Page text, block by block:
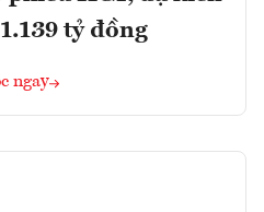
tỷ đồng
ngay